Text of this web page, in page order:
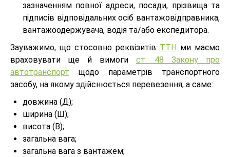
зазначенням повної адреси, посади, прізвища та
підписів відповідальних осіб вантажовідправника,
вантажоодержувача, водія та/або експедитора.
Зауважимо, що стосовно реквізитів ТТН ми маємо
враховувати ще й вимоги ст. 48 Закону про
автотранспорт щодо параметрів транспортного
засобу, на якому здійснюється перевезення, а саме:
довжина (Д);
ширина (Ш);
висота (В);
загальна вага;
загальна вага з вантажем;